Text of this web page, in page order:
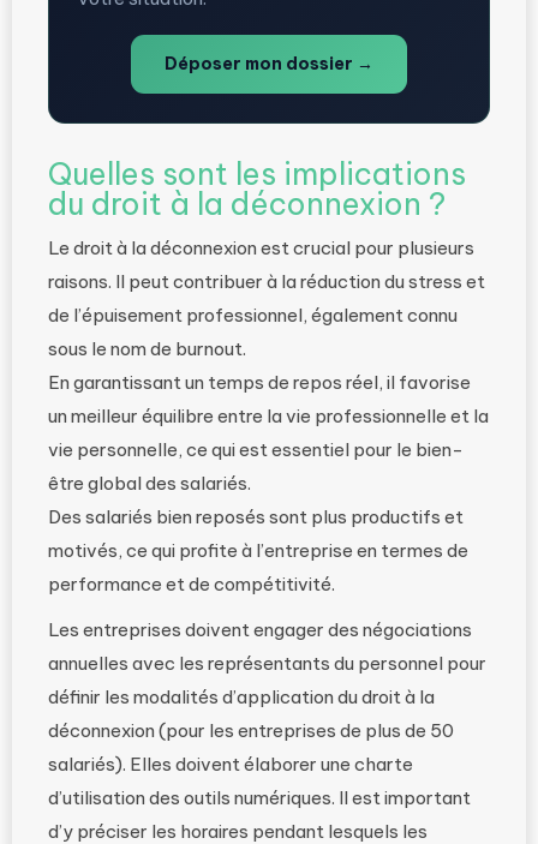
Déposer mon dossier →
Quelles sont les implications
du droit à la déconnexion ?
Le droit à la déconnexion est crucial pour plusieurs
raisons. Il peut contribuer à la réduction du stress et
de l’épuisement professionnel, également connu
sous le nom de burnout.
En garantissant un temps de repos réel, il favorise
un meilleur équilibre entre la vie professionnelle et la
vie personnelle, ce qui est essentiel pour le bien-
être global des salariés.
Des salariés bien reposés sont plus productifs et
motivés, ce qui profite à l’entreprise en termes de
performance et de compétitivité.
Les entreprises doivent engager des négociations
annuelles avec les représentants du personnel pour
définir les modalités d’application du droit à la
déconnexion (pour les entreprises de plus de 50
salariés). Elles doivent élaborer une charte
d’utilisation des outils numériques. Il est important
d’y préciser les horaires pendant lesquels les